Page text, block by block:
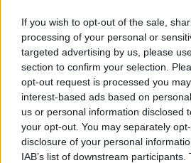
If you wish to opt-out of the sale,
processing of your personal or
targeted advertising by us, please
section to confirm your selection.
opt-out request is processed you
interest-based ads based on
us or personal information disclosed
your opt-out. You may separately
disclosure of your personal
IAB’s list of downstream
Kultura
i hudební a
Dobříšsko
Festival hudby na
jedinečnou
s dalšími žánry i
Kultura
Fesťáczek
Lesního divadla
divadlo i tvořivé